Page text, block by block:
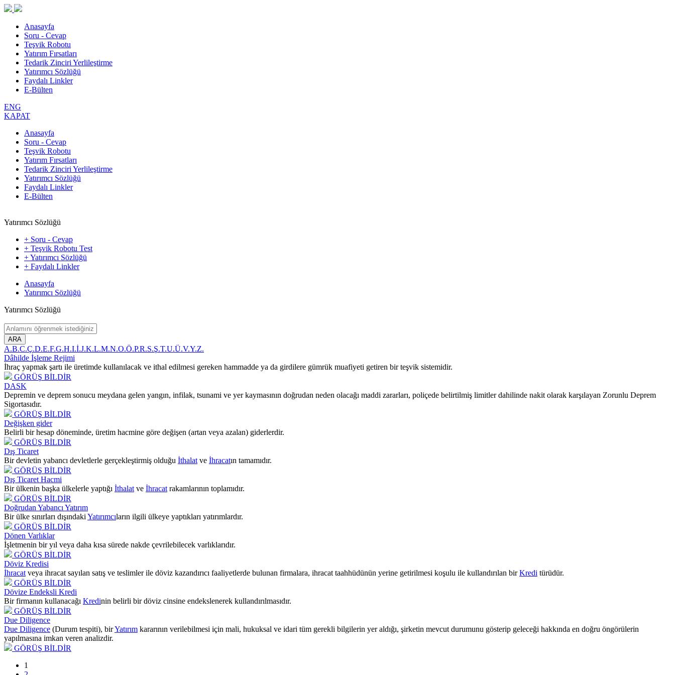
Anasayfa
Soru - Cevap
Teşvik Robotu
Yatırım Fırsatları
Tedarik Zinciri Yerlileştirme
Yatırımcı Sözlüğü
Faydalı Linkler
E-Bülten
ENG
KAPAT
Anasayfa
Soru - Cevap
Teşvik Robotu
Yatırım Fırsatları
Tedarik Zinciri Yerlileştirme
Yatırımcı Sözlüğü
Faydalı Linkler
E-Bülten
Yatırımcı Sözlüğü
+ Soru - Cevap
+ Teşvik Robotu Test
+ Yatırımcı Sözlüğü
+ Faydalı Linkler
Anasayfa
Yatırımcı Sözlüğü
Yatırımcı Sözlüğü
ARA
A.B.C.Ç.D.E.F.G.H.I.İ.J.K.L.M.N.O.Ö.P.R.S.Ş.T.U.Ü.V.Y.Z.
Dâhilde İşleme Rejimi
İhraç yapmak şartı ile üretimde kullanılacak ve ithal edilmesi gereken hammadde ya da girdilere gümrük muafiyeti getiren bir teşvik sistemidir.
GÖRÜŞ BİLDİR
DASK
Depremin ve deprem sonucu meydana gelen yangın, infilak, tsunami ve yer kaymasının doğrudan neden olacağı maddi zararları, poliçede belirtilmiş limitler dahilinde nakit olarak karşılayan Zorunlu Deprem
Sigortasıdır.
GÖRÜŞ BİLDİR
Değişken gider
Belirli bir hesap döneminde, üretim hacmine göre değişen (artan veya azalan) giderlerdir.
GÖRÜŞ BİLDİR
Dış Ticaret
Bir devletin yabancı devletlerle gerçekleştirmiş olduğu İthalat ve İhracatın tamamıdır.
GÖRÜŞ BİLDİR
Dış Ticaret Hacmi
Bir ülkenin başka ülkelerle yaptığı İthalat ve İhracat rakamlarının toplamıdır.
GÖRÜŞ BİLDİR
Doğrudan Yabancı Yatırım
Bir ülke sınırları dışındaki Yatırımcıların ilgili ülkeye yaptıkları yatırımlardır.
GÖRÜŞ BİLDİR
Dönen Varlıklar
İşletmenin bir yıl veya daha kısa sürede nakde çevrilebilecek varlıklarıdır.
GÖRÜŞ BİLDİR
Döviz Kredisi
İhracat veya ihracat sayılan satış ve teslimler ile döviz kazandırıcı faaliyetlerde bulunan firmalara, ihracat taahhüdünün yerine getirilmesi koşulu ile kullandırılan birKredi türüdür.
GÖRÜŞ BİLDİR
Dövize Endeksli Kredi
Bir firmanın kullanacağı Kredinin belirli bir döviz cinsine endekslenerek kullandırılmasıdır.
GÖRÜŞ BİLDİR
Due Diligence
Due Diligence (Durum tespiti), birYatırım kararının verilebilmesi için mali, hukuksal ve idari tüm gerekli bilgilerin yer aldığı, şirketin mevcut durumunu gösterip geleceği hakkında en doğru öngörülerin
yapılmasına imkan veren analizdir.
GÖRÜŞ BİLDİR
1